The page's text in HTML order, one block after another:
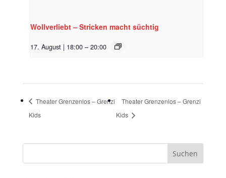
Wollverliebt – Stricken macht süchtig
17. August | 18:00 – 20:00
Theater Grenzenlos – Grenzi
Kids
Theater Grenzenlos – Grenzi
Kids